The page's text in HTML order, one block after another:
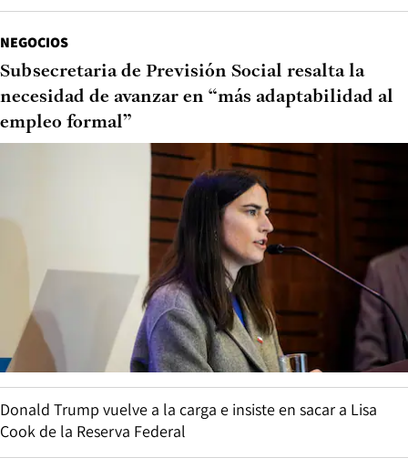
NEGOCIOS
Subsecretaria de Previsión Social resalta la
necesidad de avanzar en “más adaptabilidad al
empleo formal”
Donald Trump vuelve a la carga e insiste en sacar a Lisa
Cook de la Reserva Federal